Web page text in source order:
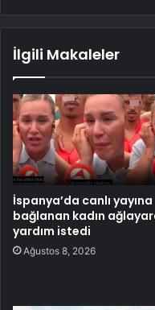
İlgili Makaleler
İspanya’da canlı yayına
bağlanan kadın
yardım istedi
Ağustos 8, 2026